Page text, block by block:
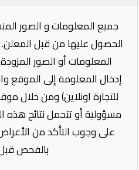
جميع المعلومات و الصور
الحصول عليها من قبل
المعلومات أو الصور
إدخال المعلومة إلى الموقع
للتجارة اونلاين) ومن خلال
مسؤولية أو تتحمل نتائج هذه
على وجوب التأكد من
بالفحص